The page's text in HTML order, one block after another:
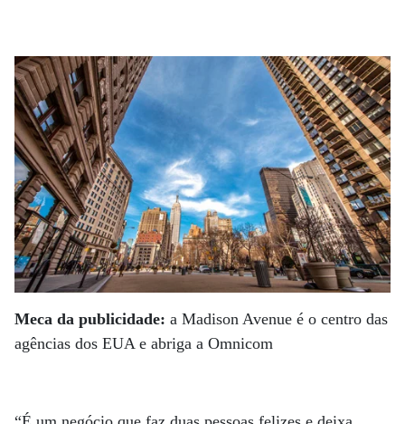
Meca da publicidade: a Madison Avenue é o centro das
agências dos EUA e abriga a Omnicom